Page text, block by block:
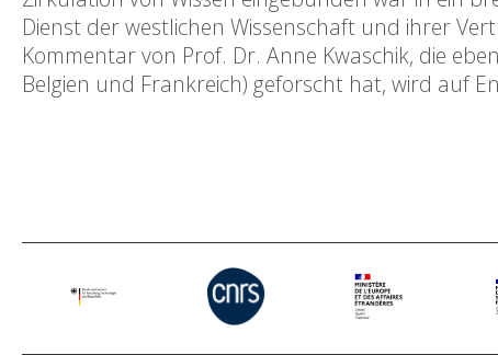
Dienst der westlichen Wissenschaft und ihrer
Kommentar von Prof. Dr. Anne Kwaschik, die
Belgien und Frankreich) geforscht hat, wird auf